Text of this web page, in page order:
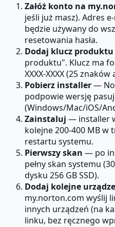
Załóż konto na
jeśli już masz). Adres
będzie używany do
resetowania hasła.
Dodaj klucz produktu
produktu". Klucz ma
XXXX-XXXX (25
Pobierz installer—
podpowie wersję
(Windows/Mac/iOS/
Zainstaluj — installer
kolejne 200-400 MB w
restartu systemu.
Pierwszy skan — po
pełny skan systemu
dysku 256 GB SSD).
Dodaj kolejne
my.norton.com wyślij
innych urządzeń (na
linku, bez ręcznego